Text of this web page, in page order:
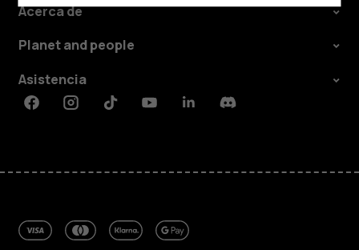
Acerca de
Planet and people
Asistencia
FacebookInstagramTiktokYoutubeLinkedinDiscord